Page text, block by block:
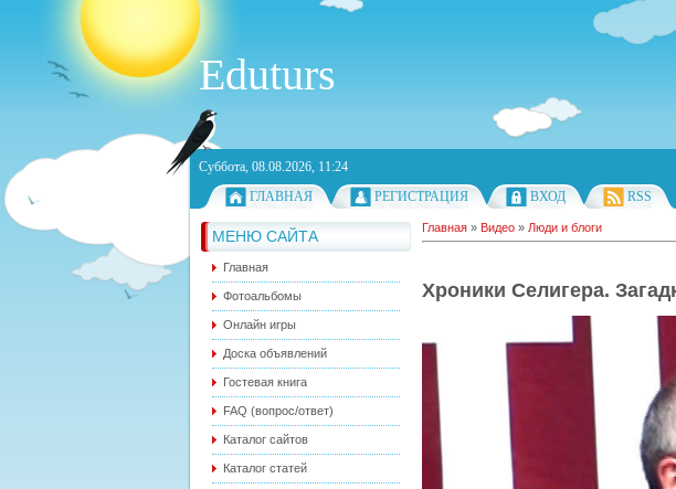
Eduturs
Суббота, 08.08.2026, 11:24
ГЛАВНАЯ
РЕГИСТРАЦИЯ ВХОД RSS
МЕНЮ САЙТА
Главная
Фотоальбомы
Онлайн игры
Доска объявлений
Гостевая книга
FAQ (вопрос/ответ)
Каталог сайтов
Каталог статей
Главная » Видео » Люди и блоги
Хроники Селигера.